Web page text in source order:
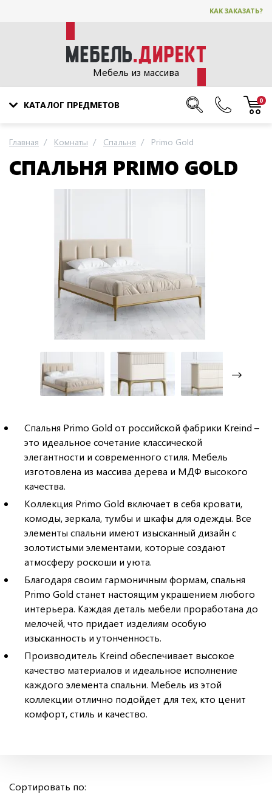
КАК ЗАКАЗАТЬ?
Мебель из массива
КАТАЛОГ ПРЕДМЕТОВ 0
Главная Комнаты Спальня Primo Gold
СПАЛЬНЯ PRIMO GOLD
Спальня Primo Gold от российской фабрики Kreind –
это идеальное сочетание классической
элегантности и современного стиля. Мебель
изготовлена из массива дерева и МДФ высокого
качества.
Коллекция Primo Gold включает в себя кровати,
комоды, зеркала, тумбы и шкафы для одежды. Все
элементы спальни имеют изысканный дизайн с
золотистыми элементами, которые создают
атмосферу роскоши и уюта.
Благодаря своим гармоничным формам, спальня
Primo Gold станет настоящим украшением любого
интерьера. Каждая деталь мебели проработана до
мелочей, что придает изделиям особую
изысканность и утонченность.
Производитель Kreind обеспечивает высокое
качество материалов и идеальное исполнение
каждого элемента спальни. Мебель из этой
коллекции отлично подойдет для тех, кто ценит
комфорт, стиль и качество.
Сортировать по: